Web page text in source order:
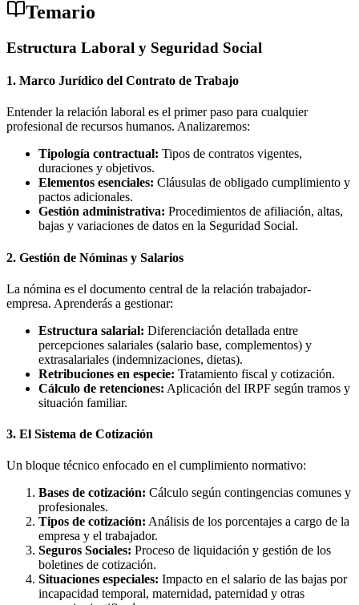
Temario
Estructura Laboral y Seguridad Social
1. Marco Jurídico del Contrato de Trabajo
Entender la relación laboral es el primer paso para cualquier
profesional de recursos humanos. Analizaremos:
Tipología contractual: Tipos de contratos vigentes,
duraciones y objetivos.
Elementos esenciales: Cláusulas de obligado cumplimiento y
pactos adicionales.
Gestión administrativa: Procedimientos de afiliación, altas,
bajas y variaciones de datos en la Seguridad Social.
2. Gestión de Nóminas y Salarios
La nómina es el documento central de la relación trabajador-
empresa. Aprenderás a gestionar:
Estructura salarial: Diferenciación detallada entre
percepciones salariales (salario base, complementos) y
extrasalariales (indemnizaciones, dietas).
Retribuciones en especie: Tratamiento fiscal y cotización.
Cálculo de retenciones: Aplicación del IRPF según tramos y
situación familiar.
3. El Sistema de Cotización
Un bloque técnico enfocado en el cumplimiento normativo:
Bases de cotización: Cálculo según contingencias comunes y
profesionales.
Tipos de cotización: Análisis de los porcentajes a cargo de la
empresa y el trabajador.
Seguros Sociales: Proceso de liquidación y gestión de los
boletines de cotización.
Situaciones especiales: Impacto en el salario de las bajas por
incapacidad temporal, maternidad, paternidad y otras